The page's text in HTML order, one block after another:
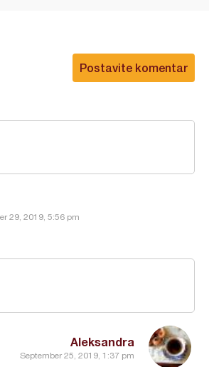
Postavite komentar
29, 2019, 5:56 pm
Aleksandra
September 25, 2019, 1:37 pm